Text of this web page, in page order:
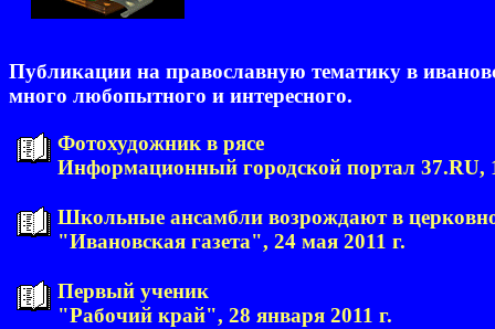
Публикации на православную тематику в
много любопытного и интересного.
Фотохудожник в рясе
Информационный городской портал 37.RU,
Школьные ансамбли возрождают в
"Ивановская газета", 24 мая 2011 г.
Первый ученик
"Рабочий край", 28 января 2011 г.